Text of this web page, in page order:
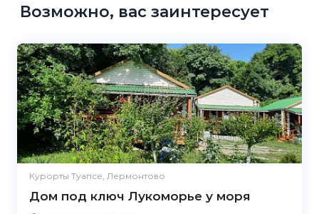
Возможно, вас заинтересует
Курорты Туапсе, Лермонтово
Дом под ключ Лукоморье у моря